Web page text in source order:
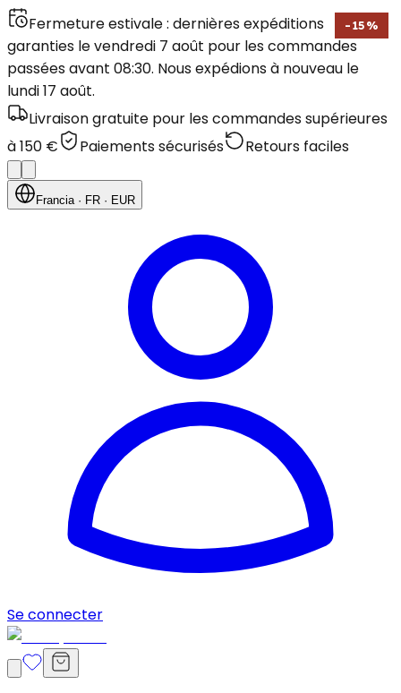
Fermeture estivale : dernières expéditions
garanties le vendredi 7 août pour les commandes
passées avant 08:30. Nous expédions à nouveau le
lundi 17 août.
Livraison gratuite pour les commandes supérieures
à 150 €
Paiements sécurisés Retours faciles
Francia· FR · EUR
Se connecter
- 15 %